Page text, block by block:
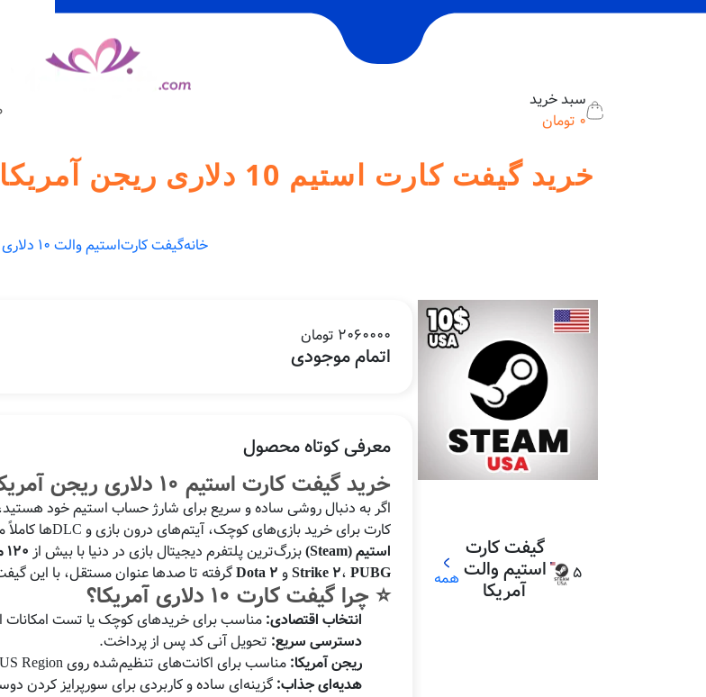
سبد خرید
0 تومان
خرید گیفت کارت استیم 10 دلاری ریجن آمریکا | تحویل فوری از ماهان گیفت
خانهگیفت کارتاستیم والت 10 دلاری آمریکا
5
گیفت کارت
استیم والت
آمریکا همه
2060000 تومان
اتمام موجودی
معرفی کوتاه محصول
خرید گیفت کارت استیم 10 دلاری ریجن آمریکا | تحویل فوری از ماهان گیفت
اگر به دنبال روشی ساده و سریع برای شارژ حساب استیم خود
کارت برای خرید بازی‌های کوچک، آیتم‌های درون بازی و DLCها کاملاً مناسب است و نیازی به کارت بانکی بین‌المللی ندارد.
استیم (Steam)
بزرگ‌ترین پلتفرم دیجیتال بازی در دنیا با بیش از 120 میلیون کاربر فعال
Strike 2،PUBG و Dota 2گرفته تا صدها عنوان مستقل، با این
⭐ چرا گیفت کارت 10 دلاری آمریکا؟
انتخاب اقتصادی:مناسب برای خریدهای کوچک یا تست امکانات
دسترسی سریع: تحویل آنی کد پس از پرداخت.
ریجن آمریکا: مناسب برای اکانت‌های تنظیم‌شده روی US Region.
هدیه‌ای جذاب: گزینه‌ای ساده و کاربردی برای سورپرایز کردن